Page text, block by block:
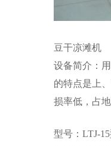
豆干凉滩机
设备简介：
的特点是上
损率低，占地
型号：LTJ-